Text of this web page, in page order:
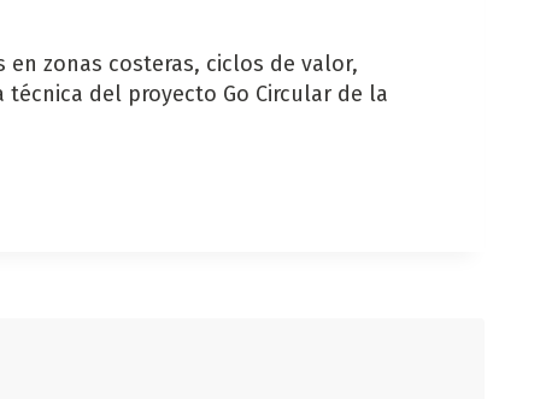
zonas costeras, ciclos de valor,
del proyecto Go Circular de la